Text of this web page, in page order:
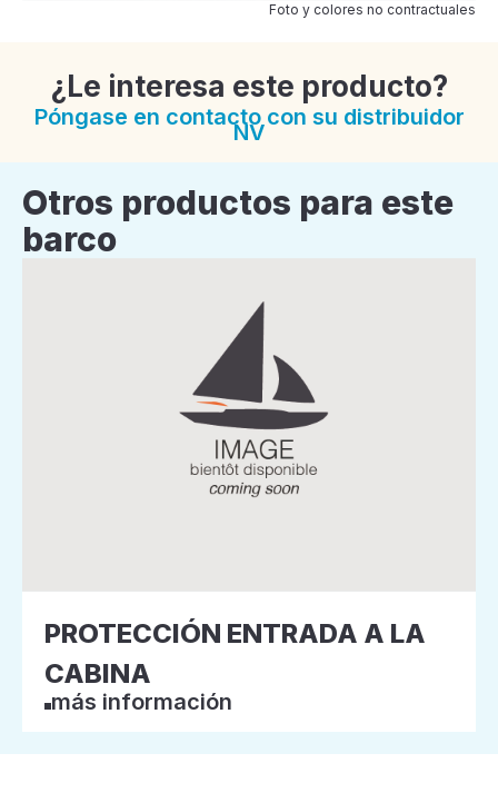
Foto y colores no contractuales
¿Le interesa este producto?
Póngase en contacto con su distribuidor
NV
Otros productos para este
barco
PROTECCIÓN ENTRADA A LA
CABINA
más información